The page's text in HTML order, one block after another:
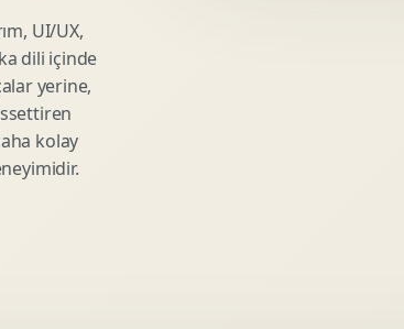
Reklam Tasarimi
Reklam Gorseli
Banner Tasarimi
UI/UX,
dili içinde
yerine,
kolay